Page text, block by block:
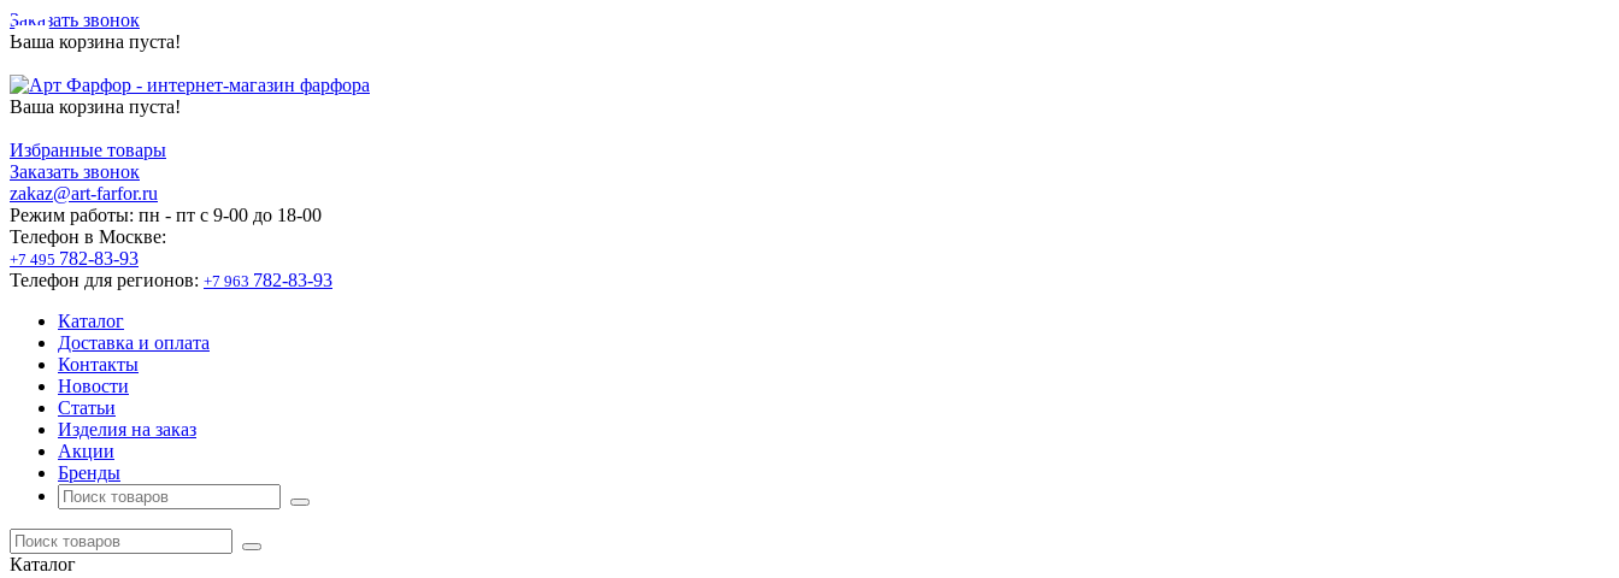
Заказать звонок
Ваша корзина пуста!
Ваша корзина пуста!
Избранные товары
Заказать звонок
zakaz@art-farfor.ru
Режим работы: пн - пт c 9-00 до 18-00
Телефон в Москве:
+7 495 782-83-93
Телефон для регионов: +7 963 782-83-93
Каталог
Доставка и оплата
Контакты
Новости
Статьи
Изделия на заказ
Акции
Бренды
Каталог